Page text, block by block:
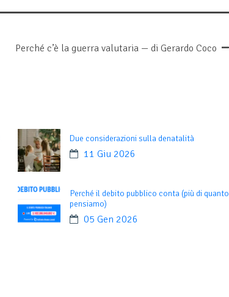
Perché c’è la guerra valutaria — di Gerardo Coco
Due considerazioni sulla denatalità
11 Giu 2026
Perché il debito pubblico conta (più di quanto
pensiamo)
05 Gen 2026